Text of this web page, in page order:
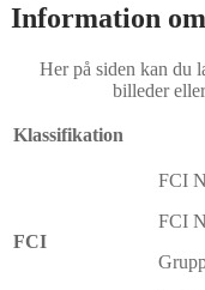
Information
Her på siden kan du
billeder
Klassifikation
FCI
FCI
FCI